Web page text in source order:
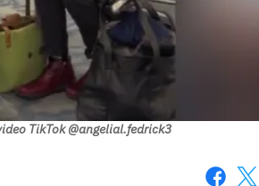
TikTok @angelial.fedrick3